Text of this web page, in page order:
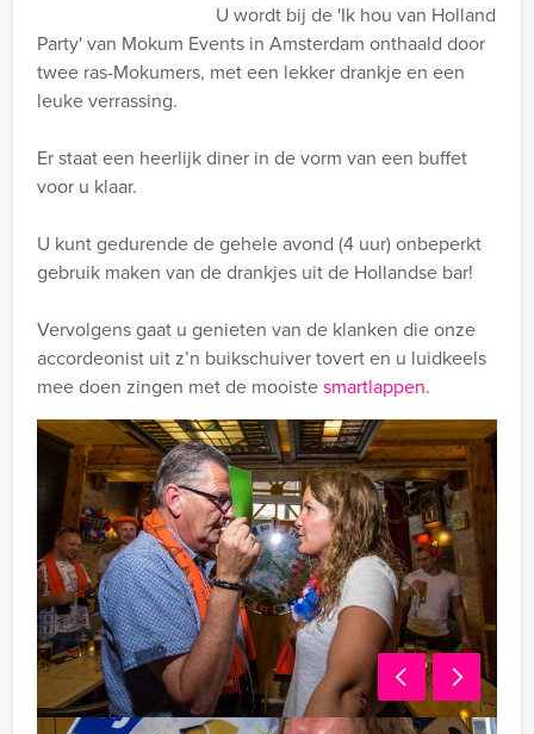
U wordt bij de 'Ik hou van Holland
Party' van Mokum Events in Amsterdam onthaald door
twee ras-Mokumers, met een lekker drankje en een
leuke verrassing.
Er staat een heerlijk diner in de vorm van een buffet
voor u klaar.
U kunt gedurende de gehele avond (4 uur) onbeperkt
gebruik maken van de drankjes uit de Hollandse bar!
Vervolgens gaat u genieten van de klanken die onze
accordeonist uit z’n buikschuiver tovert en u luidkeels
mee doen zingen met de mooistesmartlappen.